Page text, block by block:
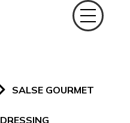
SALSE GOURMET
DRESSING